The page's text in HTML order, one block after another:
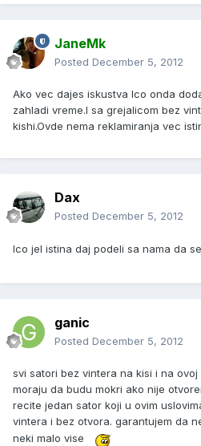
JaneMk
Posted December 5, 2012
Ako vec dajes iskustva Ico onda
zahladi vreme.I sa grejalicom bez
kishi.Ovde nema reklamiranja vec
Dax
Posted December 5, 2012
Ico jel istina daj podeli sa nama da
ganic
Posted December 5, 2012
svi satori bez vintera na kisi i na
moraju da budu mokri ako nije
recite jedan sator koji u ovim
vintera i bez otvora. garantujem da
neki malo vise